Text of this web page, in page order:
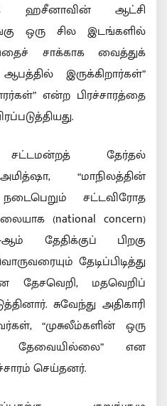
ஹசீனாவின் ஆட்சி
ஒரு சில இடங்களில்
சாக்காக வைத்துக்
இருக்கிறார்கள்”
என்ற பிரச்சாரத்தை
தேர்தல்
“மாநிலத்தின்
சட்டவிரோத
(national concern)
தேதிக்குப் பிறகு
தேடிப்பிடித்து
தேசவெறி, மதவெறிப்
சுவேந்து அதிகாரி
“முசுலீம்களின் ஒரு
தேவையில்லை” என
செய்தனர்.